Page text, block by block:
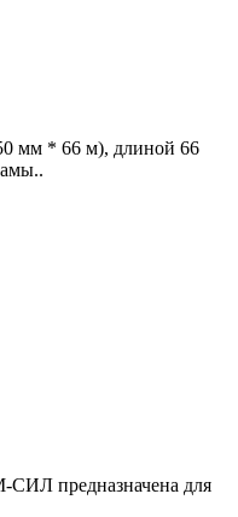
мм * 66 м), длиной 66
СИЛ предназначена для